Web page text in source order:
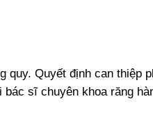
quy. Quyết định can thiệp
sĩ chuyên khoa răng